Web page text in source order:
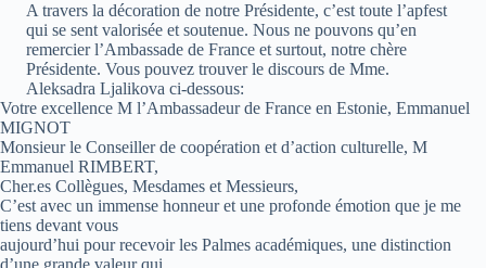
A travers la décoration de notre Présidente, c’est toute l’apfest
qui se sent valorisée et soutenue. Nous ne pouvons qu’en
remercier l’Ambassade de France et surtout, notre chère
Présidente. Vous pouvez trouver le discours de Mme.
Aleksadra Ljalikova ci-dessous:
Votre excellence M l’Ambassadeur de France en Estonie, Emmanuel
MIGNOT
Monsieur le Conseiller de coopération et d’action culturelle, M
Emmanuel RIMBERT,
Cher.es Collègues, Mesdames et Messieurs,
C’est avec un immense honneur et une profonde émotion que je me
tiens devant vous
aujourd’hui pour recevoir les Palmes académiques, une distinction
d’une grande valeur qui